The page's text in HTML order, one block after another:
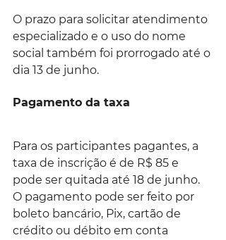
O prazo para solicitar atendimento
especializado e o uso do nome
social também foi prorrogado até o
dia 13 de junho.
Pagamento da taxa
Para os participantes pagantes, a
taxa de inscrição é de R$ 85 e
pode ser quitada até 18 de junho.
O pagamento pode ser feito por
boleto bancário, Pix, cartão de
crédito ou débito em conta